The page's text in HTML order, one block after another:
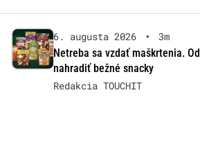
6. augusta 2026 •
3m
Netreba sa vzdať maškrtenia.
nahradiť bežné snacky
Redakcia TOUCHIT